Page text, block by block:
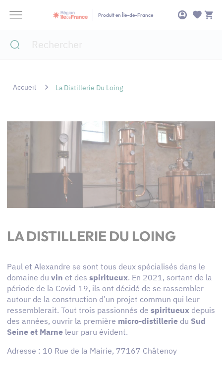
Produit en Île-de-France
Accueil La Distillerie Du Loing
LA DISTILLERIE DU LOING
Paul et Alexandre se sont tous deux spécialisés dans le
domaine du vin et des spiritueux. En 2021, sortant de la
période de la Covid-19, ils ont décidé de se rassembler
autour de la construction d’un projet commun qui leur
ressemblerait. Tout trois passionnés de spiritueux depuis
des années, ouvrir la première micro-distillerie du Sud
Seine et Marne leur paru évident.
Adresse : 10 Rue de la Mairie, 77167 Châtenoy